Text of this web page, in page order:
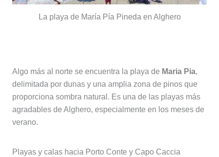
La playa de María Pía Pineda en Alghero
Algo más al norte se encuentra la playa de Maria Pia,
delimitada por dunas y una amplia zona de pinos que
proporciona sombra natural. Es una de las playas más
agradables de Alghero, especialmente en los meses de
verano.
Playas y calas hacia Porto Conte y Capo Caccia